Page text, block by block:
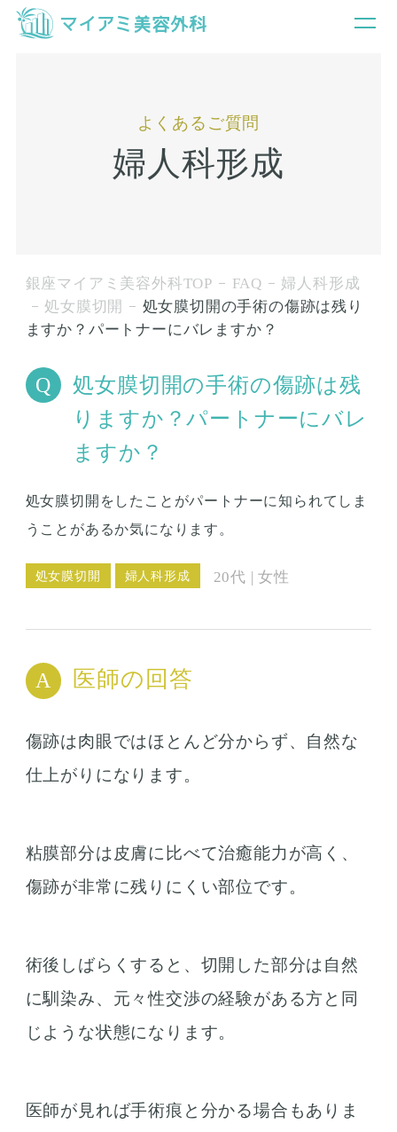
よくあるご質問
婦人科形成
銀座マイアミ美容外科TOP FAQ
婦人科形成
処女膜切開
処女膜切開の手術の傷跡は残り
ますか？パートナーにバレますか？
処女膜切開の手術の傷跡は残
りますか？パートナーにバレ
ますか？
処女膜切開をしたことがパートナーに知られてしま
うことがあるか気になります。
処女膜切開 婦人科形成 20代 | 女性
医師の回答
傷跡は肉眼ではほとんど分からず、自然な
仕上がりになります。
粘膜部分は皮膚に比べて治癒能力が高く、
傷跡が非常に残りにくい部位です。
術後しばらくすると、切開した部分は自然
に馴染み、元々性交渉の経験がある方と同
じような状態になります。
医師が見れば手術痕と分かる場合もありま